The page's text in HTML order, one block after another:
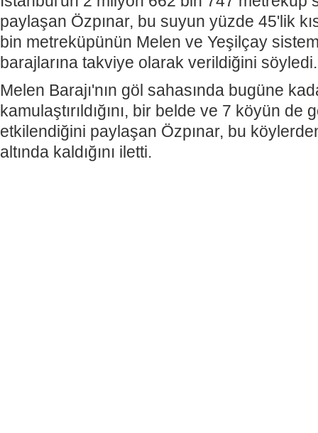
paylaşan Özpınar, bu suyun yüzde 45'lik
bin metreküpünün Melen ve Yeşilçay
barajlarına takviye olarak verildiğini söyledi.
Melen Barajı'nın göl sahasında bugüne
kamulaştırıldığını, bir belde ve 7 köyün de
etkilendiğini paylaşan Özpınar, bu
altında kaldığını iletti.